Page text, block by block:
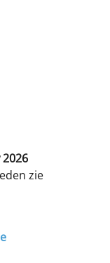
zie